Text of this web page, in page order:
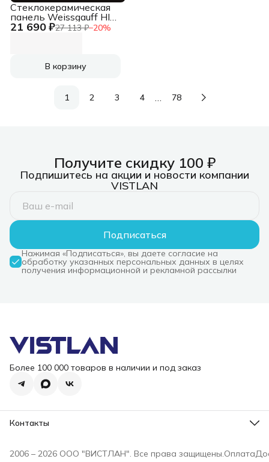
21 690 ₽27 113 ₽−20%
Стеклокерамическая
панель Weissgauff HI
642 BSCM
В корзину
1 2 3 4 78
Получите скидку 100 ₽
Подпишитесь на акции и новости компании
VISTLAN
Подписаться
Нажимая «Подписаться», вы даете согласие на
обработку указанных персональных данных в целях
получения информационной и рекламной рассылки
Более 100 000 товаров в наличии и под заказ
Контакты
Эл. почта
2006 – 2026 ООО "ВИСТЛАН". Все права защищены.Оплата